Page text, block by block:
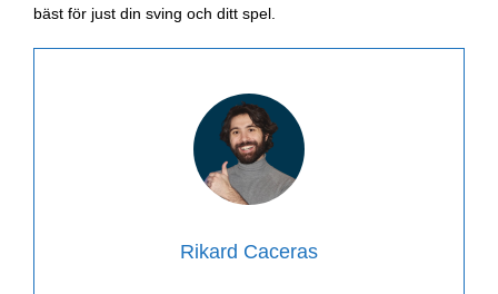
bäst för just din sving och ditt spel.
Rikard Caceras